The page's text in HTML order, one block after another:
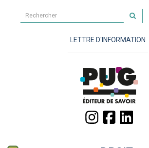
sur
site
LETTRE D'INFORMATION